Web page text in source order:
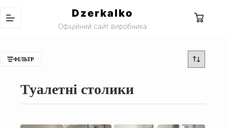
до
вмісту
Dzerkalko
Офіційний сайт виробника
Кошик
ФІЛЬТР
Туалетні столики